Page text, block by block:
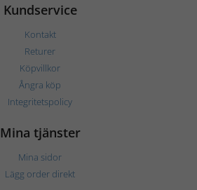
Kundservice
Kontakt
Returer
Köpvillkor
Ångra köp
Integritetspolicy
Mina tjänster
Mina sidor
Lägg order direkt